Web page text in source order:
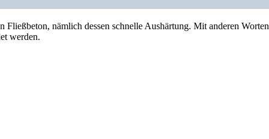
Fließbeton, nämlich dessen schnelle Aushärtung. Mit anderen Worten
werden.